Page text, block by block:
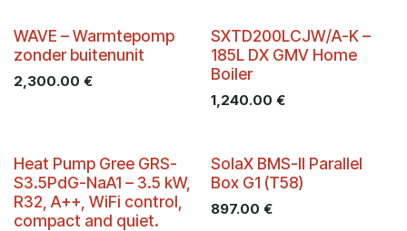
WAVE – Warmtepomp
zonder buitenunit
2,300.00 €
SXTD200LCJW/A-K –
185L DX GMV Home
Boiler
1,240.00 €
Heat Pump Gree GRS-
S3.5PdG-NaA1 – 3.5 kW,
R32, A++, WiFi control,
compact and quiet.
SolaX BMS-II Parallel
Box G1 (T58)
897.00 €